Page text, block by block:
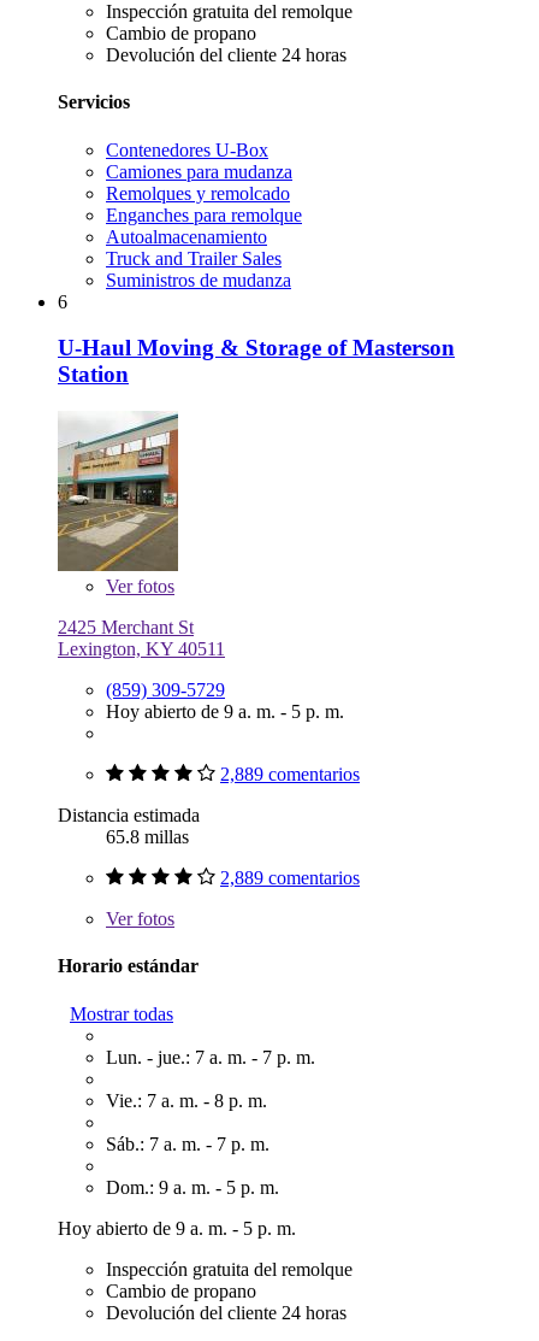
Inspección gratuita del remolque
Cambio de propano
Devolución del cliente 24 horas
Servicios
Contenedores U-Box
Camiones para mudanza
Remolques y remolcado
Enganches para remolque
Autoalmacenamiento
Truck and Trailer Sales
Suministros de mudanza
6
U-Haul Moving & Storage of Masterson
Station
Verfotos
2425 Merchant St
Lexington, KY 40511
(859) 309-5729
Hoy abierto de 9 a. m. - 5 p. m.
2,889 comentarios
Distancia estimada
65.8 millas
2,889 comentarios
Verfotos
Horario estándar
Mostrar todas
Lun. - jue.: 7 a. m. - 7 p. m.
Vie.: 7 a. m. - 8 p. m.
Sáb.: 7 a. m. - 7 p. m.
Dom.: 9 a. m. - 5 p. m.
Hoy abierto de 9 a. m. - 5 p. m.
Inspección gratuita del remolque
Cambio de propano
Devolución del cliente 24 horas